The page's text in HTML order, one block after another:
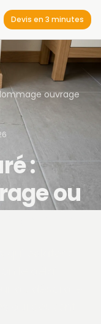
Devis en 3 minutes
ouvrage
:
ou
?